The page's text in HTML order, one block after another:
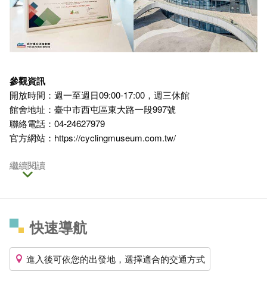
參觀資訊
開放時間：週一至週日09:00-17:00，週三休館
館舍地址：臺中市西屯區東大路一段997號
聯絡電話：04-24627979
官方網站： https://cyclingmuseum.com.tw/
繼續閱讀
快速導航
進入後可依您的出發地，選擇適合的交通方式